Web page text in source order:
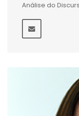
Análise do